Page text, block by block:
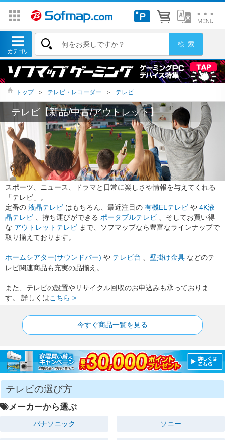
トップ ＞ テレビ・レコーダー ＞ テレビ
テレビ【新品/中古/アウトレット】
スポーツ、ニュース、ドラマと日常に楽しさや情報を与えてくれる
「テレビ」。
定番の 液晶テレビ はもちろん、最近注目の 有機ELテレビ や 4K液
晶テレビ 、持ち運びができる ポータブルテレビ 、そしてお買い得
な アウトレットテレビ まで、ソフマップなら豊富なラインナップで
取り揃えております。
ホームシアター(サウンドバー) や テレビ台 、 壁掛け金具 などのテ
レビ関連商品も充実の品揃え。
また、テレビの設置やリサイクル回収のお申込みも承っておりま
す。 詳しくはこちら >
今すぐ商品一覧を見る
テレビの選び方
メーカーから選ぶ
パナソニック ソニー